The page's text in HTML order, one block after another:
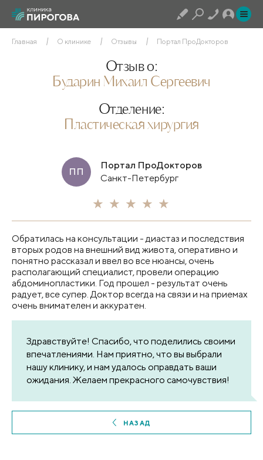
Главная О клинике Отзывы Портал ПроДокторов
Отзыв о:
Бударин Михаил Сергеевич
Отделение:
Пластическая хирургия
ПП
Портал ПроДокторов
Санкт-Петербург
Обратилась на консультации - диастаз и последствия
вторых родов на внешний вид живота, оперативно и
понятно рассказал и ввел во все нюансы, очень
располагающий специалист, провели операцию
абдоминопластики. Год прошел - результат очень
радует, все супер. Доктор всегда на связи и на приемах
очень внимателен и аккуратен.
Здравствуйте! Спасибо, что поделились своими
впечатлениями. Нам приятно, что вы выбрали
нашу клинику, и нам удалось оправдать ваши
ожидания. Желаем прекрасного самочувствия!
НАЗАД